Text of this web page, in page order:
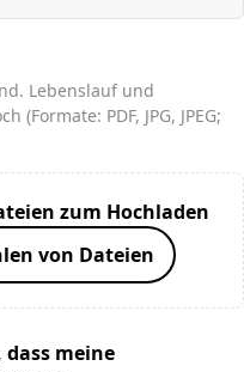
Lebenslauf und
PDF, JPG, JPEG;
zum Hochladen
von Dateien
meine